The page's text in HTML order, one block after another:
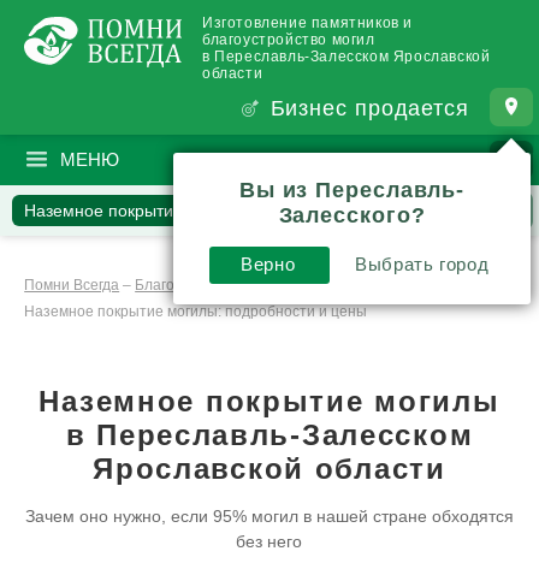
Изготовление памятников и
благоустройство могил
в Переславль-Залесском Ярославской
области
Бизнес продается
МЕНЮ ПОИСК
Наземное покрытие
Наши работы
Вопросы и комментарии
Инструкции и обзоры
Помни Всегда – Благоустройство–
Наземное покрытие могилы: подробности и цены
Наземное покрытие могилы
в Переславль-Залесском
Ярославской области
Зачем оно нужно, если 95% могил в нашей стране обходятся
без него
Вы из Переславль-
Залесского?
Верно Выбрать город